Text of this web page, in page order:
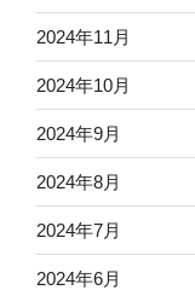
2024年11月
2024年10月
2024年9月
2024年8月
2024年7月
2024年6月